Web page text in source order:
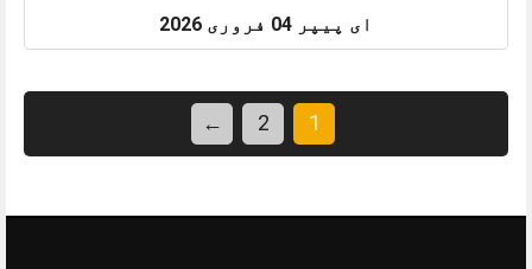
ای پیپر 04 فروری 2026
1
2
←